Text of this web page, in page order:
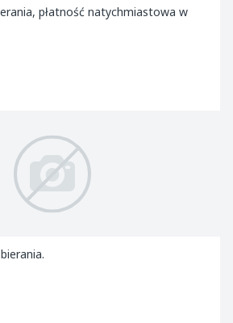
płatność natychmiastowa w